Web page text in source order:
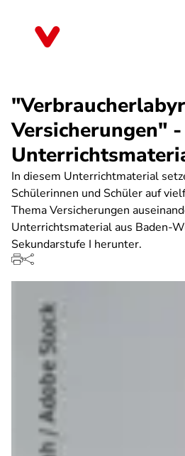
Versicherungen" -
In diesem Unterrichtmaterial
Schülerinnen und Schüler auf
Thema Versicherungen
Unterrichtsmaterial aus Baden-
Sekundarstufe I herunter.